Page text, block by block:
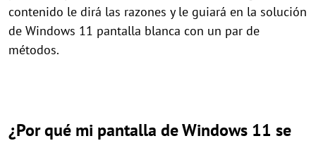
contenido le dirá las razones y le guiará en la solución
de Windows 11 pantalla blanca con un par de
métodos.
¿Por qué mi pantalla de Windows 11 se